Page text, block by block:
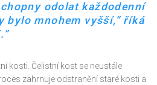
odolat každodenní
mnohem vyšší,“ říká
kosti. Čelistní kost se neustále
zahrnuje odstranění staré kosti a